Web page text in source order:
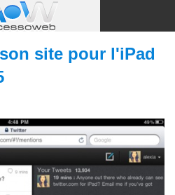
site pour l'iPad